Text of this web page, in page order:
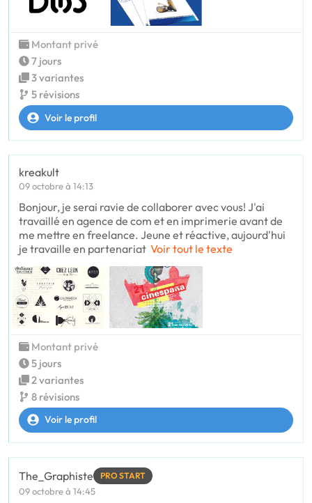
Montant privé
7 jours
3 variantes
5 révisions
Voir le profil
kreakult
09 octobre à 14:13
Bonjour, je serai ravie de collaborer avec vous! J'ai
travaillé en agence de com et en imprimerie avant de
me mettre en freelance. Jeune et réactive, aujourd'hui
je travaille en partenariat Voir tout le texte
Montant privé
5 jours
2 variantes
8 révisions
Voir le profil
The_Graphiste PRO START
09 octobre à 14:45